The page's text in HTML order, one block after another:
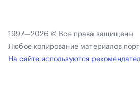
1997—2026 © Все права защищены
Любое копирование материалов
На сайте используются